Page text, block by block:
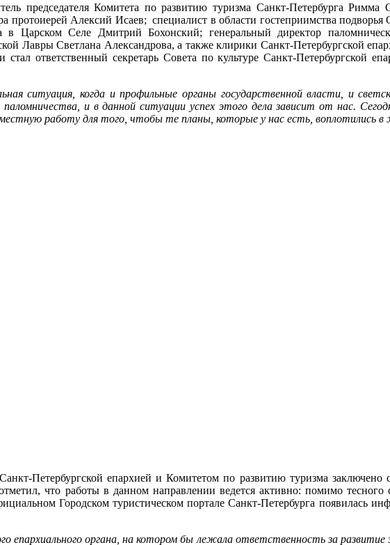
председателя Комитета по развитию туризма Санкт-Петербурга
протоиерей Алексий Исаев; специалист в области гостеприимства
в Царском Селе Дмитрий Бохонский; генеральный директор
Лавры Светлана Александрова, а также клирики Санкт-Петербургской
ответственный секретарь Совета по культуре Санкт-Петербургской
ситуация, когда и профильные органы государственной власти, и
паломничества, и в данной ситуации успех этого дела зависит от нас.
работу для того, чтобы те планы, которые у нас есть, воплотились в
Петербургской епархией и Комитетом по развитию туризма заключено
что работы в данном направлении ведется активно: помимо
Городском туристическом портале Санкт-Петербурга появилась
епархиального органа, на котором бы лежала ответственность за